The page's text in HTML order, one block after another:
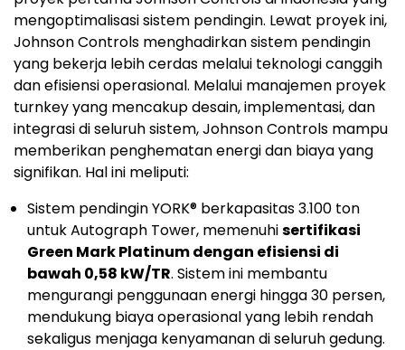
mengoptimalisasi sistem pendingin. Lewat proyek ini,
Johnson Controls menghadirkan sistem pendingin
yang bekerja lebih cerdas melalui teknologi canggih
dan efisiensi operasional. Melalui manajemen proyek
turnkey yang mencakup desain, implementasi, dan
integrasi di seluruh sistem, Johnson Controls mampu
memberikan penghematan energi dan biaya yang
signifikan. Hal ini meliputi:
Sistem pendingin YORK® berkapasitas 3.100 ton
untuk Autograph Tower, memenuhisertifikasi
Green Mark Platinum dengan efisiensi di
bawah 0,58 kW/TR. Sistem ini membantu
mengurangi penggunaan energi hingga 30 persen,
mendukung biaya operasional yang lebih rendah
sekaligus menjaga kenyamanan di seluruh gedung.